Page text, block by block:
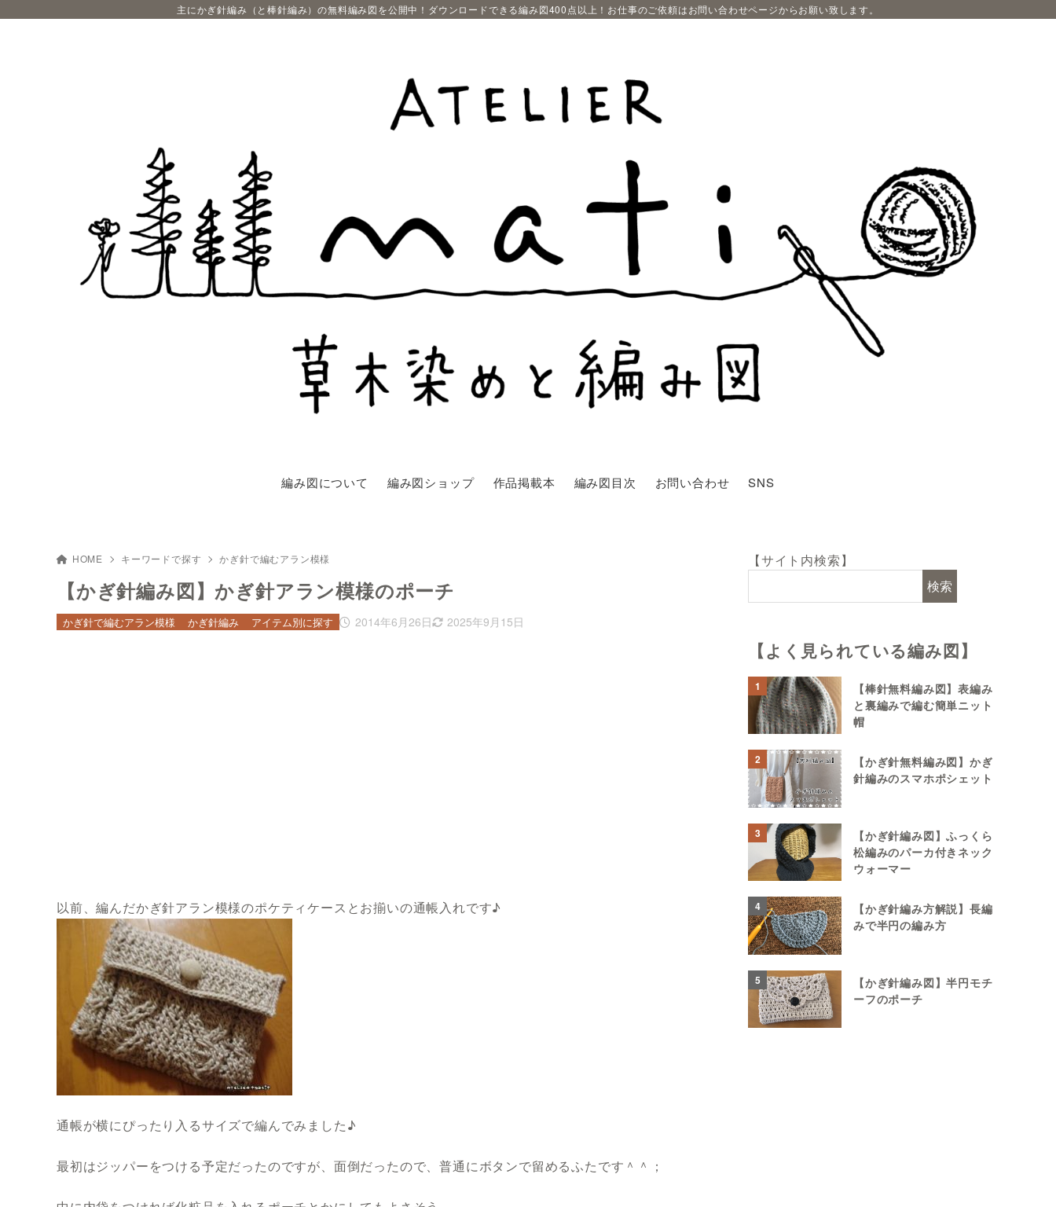
主にかぎ針編み（と棒針編み）の無料編み図を公開中！ダウンロードできる編み図400点以上！お仕事のご依頼はお問い合わせページからお願い致します。
編み図について 編み図ショップ 作品掲載本 編み図目次 お問い合わせ SNS
HOME キーワードで探す かぎ針で編むアラン模様
【かぎ針編み図】かぎ針アラン模様のポーチ
2014年6月26日 2025年9月15日
かぎ針で編むアラン模様 かぎ針編み アイテム別に探す
以前、編んだかぎ針アラン模様のポケティケースとお揃いの通帳入れです♪
通帳が横にぴったり入るサイズで編んでみました♪
最初はジッパーをつける予定だったのですが、面倒だったので、普通にボタンで留めるふたです＾＾；
【サイト内検索】
検索
【よく見られている編み図】
1
【棒針無料編み図】表編み
と裏編みで編む簡単ニット
帽
2
【かぎ針無料編み図】かぎ
針編みのスマホポシェット
3
【かぎ針編み図】ふっくら
松編みのパーカ付きネック
ウォーマー
4
【かぎ針編み方解説】長編
みで半円の編み方
5
【かぎ針編み図】半円モチ
ーフのポーチ